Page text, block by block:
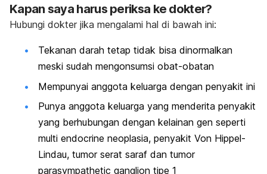
Kapan saya harus periksa ke dokter?
Hubungi dokter jika mengalami hal di bawah ini:
Tekanan darah tetap tidak bisa dinormalkan
meski sudah mengonsumsi obat-obatan
Mempunyai anggota keluarga dengan penyakit ini
Punya anggota keluarga yang menderita penyakit
yang berhubungan dengan kelainan gen seperti
multi endocrine neoplasia, penyakit Von Hippel-
Lindau, tumor serat saraf dan tumor
parasympathetic ganglion tipe 1